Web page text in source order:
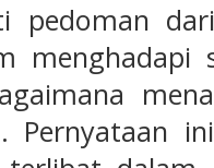
pedoman
menghadapi
Pernyataan